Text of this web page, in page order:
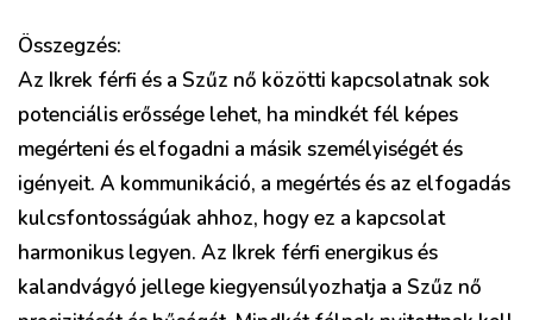
Összegzés:
Az Ikrek férfi és a Szűz nő közötti kapcsolatnak sok
potenciális erőssége lehet, ha mindkét fél képes
megérteni és elfogadni a másik személyiségét és
igényeit. A kommunikáció, a megértés és az elfogadás
kulcsfontosságúak ahhoz, hogy ez a kapcsolat
harmonikus legyen. Az Ikrek férfi energikus és
kalandvágyó jellege kiegyensúlyozhatja a Szűz nő